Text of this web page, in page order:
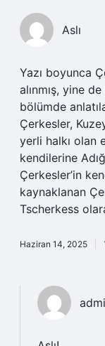
Aslı
Yazı boyunca
alınmış, yine
bölümde
Çerkesler,
yerli halkı olan
kendilerine
Çerkesler’in
kaynaklanan
Tscherkess
Haziran 14, 2025